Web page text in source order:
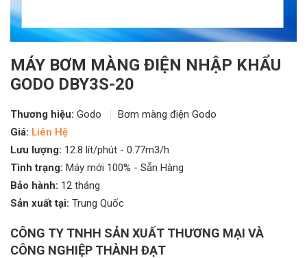
MÁY BƠM MÀNG ĐIỆN NHẬP KHẨU
GODO DBY3S-20
Thương hiệu: Godo
Bơm màng điện Godo
Giá: Liên Hệ
Lưu lượng: 12.8 lít/phút - 0.77m3/h
Tình trạng: Máy mới 100% - Sẵn Hàng
Bảo hành: 12 tháng
Sản xuất tại: Trung Quốc
CÔNG TY TNHH SẢN XUẤT THƯƠNG MẠI VÀ
CÔNG NGHIỆP THÀNH ĐẠT